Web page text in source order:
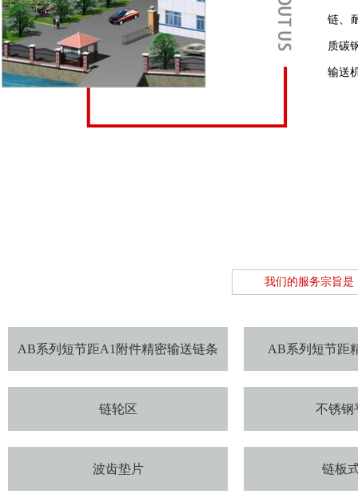
链、
质碳
输送
我们的服务宗旨是
AB系列短节距A1附件精密输送链条 AB系列短节距
链轮区 不锈钢
波齿垫片 链板